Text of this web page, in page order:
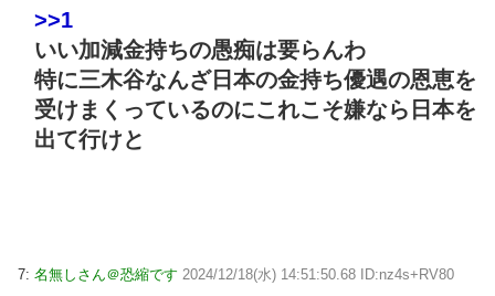
>>1
いい加減金持ちの愚痴は要らんわ
特に三木谷なんざ日本の金持ち優遇の恩恵を
受けまくっているのにこれこそ嫌なら日本を
出て行けと
7: 名無しさん＠恐縮です 2024/12/18(水) 14:51:50.68 ID:nz4s+RV80